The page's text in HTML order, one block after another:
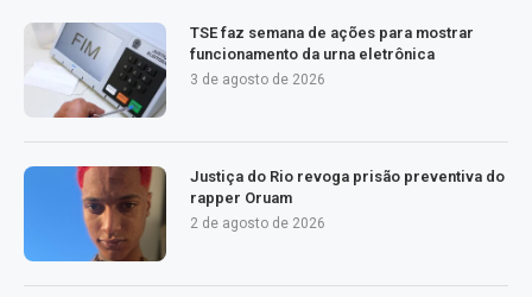
TSE faz semana de ações para mostrar
funcionamento da urna eletrônica
3 de agosto de 2026
Justiça do Rio revoga prisão preventiva do
rapper Oruam
2 de agosto de 2026